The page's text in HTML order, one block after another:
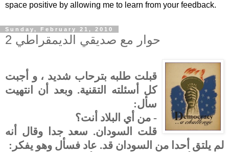
space positive by allowing me to learn from your feedback.
Sunday, February 21, 2010
حوار مع صديقي الديمقراطي 2
قبلت طلبه بترحاب شديد ، و أجبت
كل أسئلته التقنية. وبعد أن انتهيت
سأل:
- من أي البلاد أنت؟
قلت السودان. سعد جدا وقال أنه
لم يلتق أحدا من السودان قد. عاد فسأل وهو يفكر: